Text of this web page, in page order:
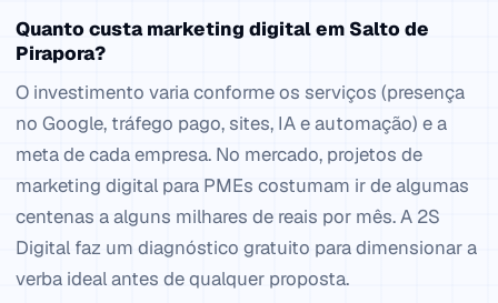
Quanto custa marketing digital em Salto de
Pirapora?
O investimento varia conforme os serviços (presença
no Google, tráfego pago, sites, IA e automação) e a
meta de cada empresa. No mercado, projetos de
marketing digital para PMEs costumam ir de algumas
centenas a alguns milhares de reais por mês. A 2S
Digital faz um diagnóstico gratuito para dimensionar a
verba ideal antes de qualquer proposta.